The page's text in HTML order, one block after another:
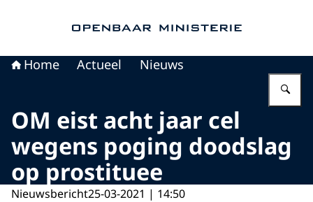
Home Actueel Nieuws
OM eist acht jaar cel
wegens poging doodslag
op prostituee
Nieuwsbericht25-03-2021 | 14:50